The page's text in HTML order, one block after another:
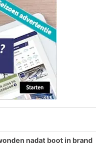
nadat boot in brand